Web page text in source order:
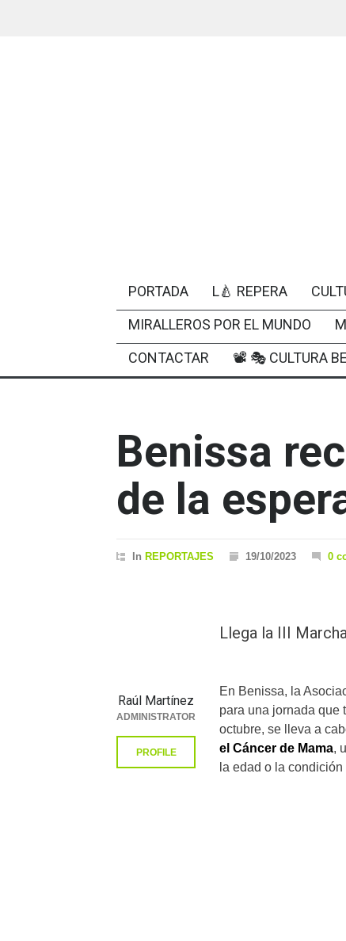
PORTADA L🍐 REPERA
MIRALLEROS POR EL MUNDO
CONTACTAR
📽 🎭 CULTURA
Benissa
de la
In REPORTAJES 19/10/2023 0
Llega la III
En Benissa, la
para una jornada que
octubre, se lleva a
el Cáncer de Mama,
la edad o la condición
Raúl Martínez
ADMINISTRATOR
PROFILE